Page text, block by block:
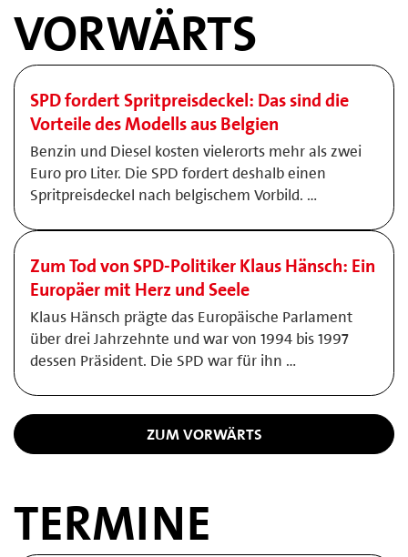
VORWÄRTS
SPD fordert Spritpreisdeckel: Das sind die
Vorteile des Modells aus Belgien
Benzin und Diesel kosten vielerorts mehr als zwei
Euro pro Liter. Die SPD fordert deshalb einen
Spritpreisdeckel nach belgischem Vorbild. …
Zum Tod von SPD-Politiker Klaus Hänsch: Ein
Europäer mit Herz und Seele
Klaus Hänsch prägte das Europäische Parlament
über drei Jahrzehnte und war von 1994 bis 1997
dessen Präsident. Die SPD war für ihn …
ZUM VORWÄRTS
TERMINE